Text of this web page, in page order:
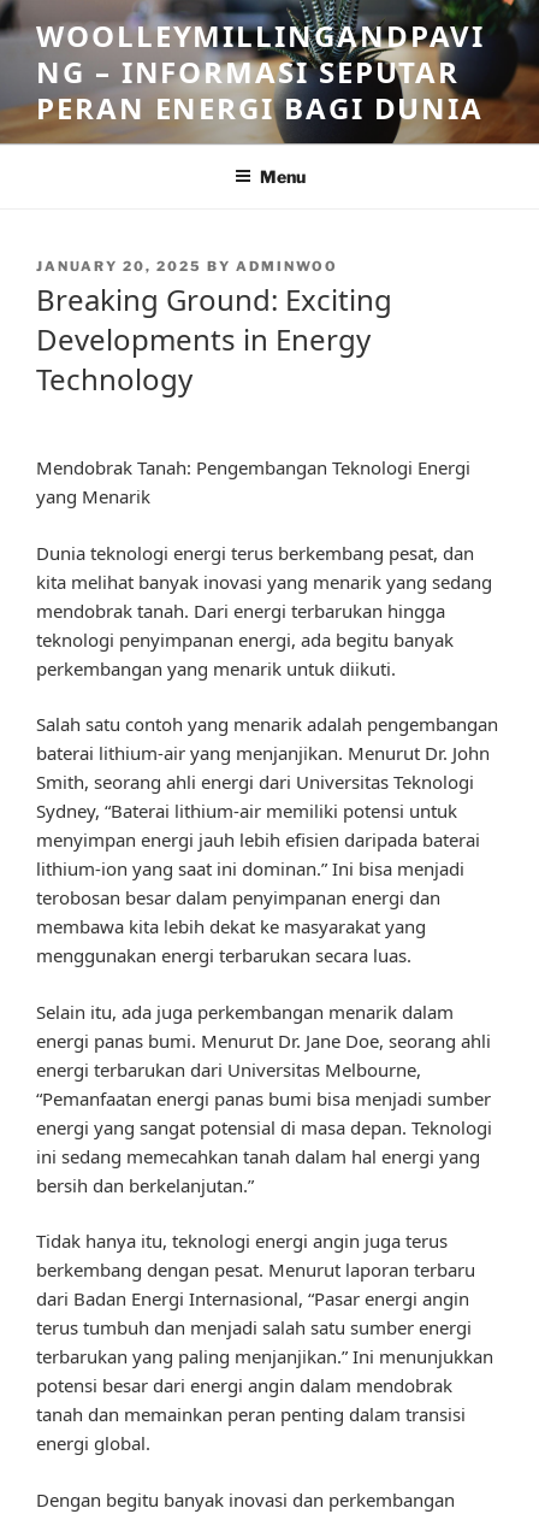
Skip
to
content
WOOLLEYMILLINGANDPAVI
NG – INFORMASI SEPUTAR
PERAN ENERGI BAGI DUNIA
Menu
POSTED
JANUARY 20, 2025 BY ADMINWOO
Breaking Ground: Exciting
Developments in Energy
Technology
Mendobrak Tanah: Pengembangan Teknologi Energi
yang Menarik
Dunia teknologi energi terus berkembang pesat, dan
kita melihat banyak inovasi yang menarik yang sedang
mendobrak tanah. Dari energi terbarukan hingga
teknologi penyimpanan energi, ada begitu banyak
perkembangan yang menarik untuk diikuti.
Salah satu contoh yang menarik adalah pengembangan
baterai lithium-air yang menjanjikan. Menurut Dr. John
Smith, seorang ahli energi dari Universitas Teknologi
Sydney, “Baterai lithium-air memiliki potensi untuk
menyimpan energi jauh lebih efisien daripada baterai
lithium-ion yang saat ini dominan.” Ini bisa menjadi
terobosan besar dalam penyimpanan energi dan
membawa kita lebih dekat ke masyarakat yang
menggunakan energi terbarukan secara luas.
Selain itu, ada juga perkembangan menarik dalam
energi panas bumi. Menurut Dr. Jane Doe, seorang ahli
energi terbarukan dari Universitas Melbourne,
“Pemanfaatan energi panas bumi bisa menjadi sumber
energi yang sangat potensial di masa depan. Teknologi
ini sedang memecahkan tanah dalam hal energi yang
bersih dan berkelanjutan.”
Tidak hanya itu, teknologi energi angin juga terus
berkembang dengan pesat. Menurut laporan terbaru
dari Badan Energi Internasional, “Pasar energi angin
terus tumbuh dan menjadi salah satu sumber energi
terbarukan yang paling menjanjikan.” Ini menunjukkan
potensi besar dari energi angin dalam mendobrak
tanah dan memainkan peran penting dalam transisi
energi global.
Dengan begitu banyak inovasi dan perkembangan